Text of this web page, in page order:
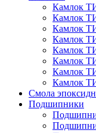
Камлок
Камлок
Камлок
Камлок
Камлок
Камлок
Камлок
Камлок
Смола
Подшипники